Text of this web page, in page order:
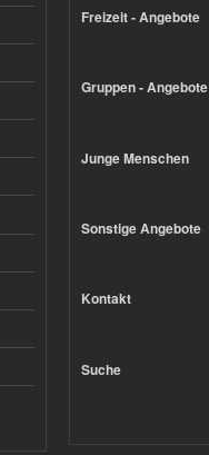
Freizeit - Angebote
Gruppen - Angebote
Junge Menschen
Sonstige Angebote
Kontakt
Suche